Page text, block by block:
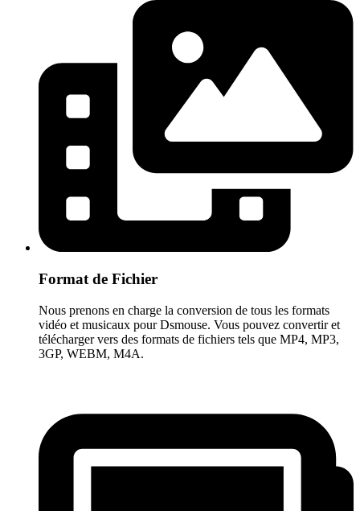
Format de Fichier
Nous prenons en charge la conversion de tous les formats
vidéo et musicaux pour Dsmouse. Vous pouvez convertir et
télécharger vers des formats de fichiers tels que MP4, MP3,
3GP, WEBM, M4A.